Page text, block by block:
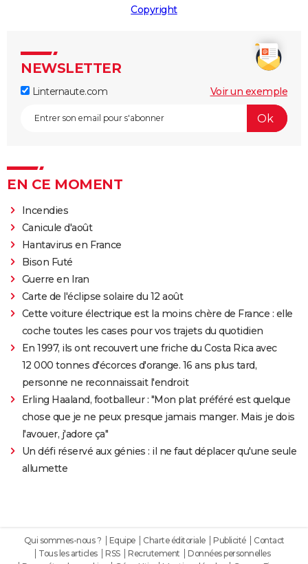
Copyright
NEWSLETTER
Linternaute.com Voir un exemple
EN CE MOMENT
Incendies
Canicule d'août
Hantavirus en France
Bison Futé
Guerre en Iran
Carte de l'éclipse solaire du 12 août
Cette voiture électrique est la moins chère de France : elle
coche toutes les cases pour vos trajets du quotidien
En 1997, ils ont recouvert une friche du Costa Rica avec
12 000 tonnes d'écorces d'orange. 16 ans plus tard,
personne ne reconnaissait l'endroit
Erling Haaland, footballeur : "Mon plat préféré est quelque
chose que je ne peux presque jamais manger. Mais je dois
l'avouer, j'adore ça"
Un défi réservé aux génies : il ne faut déplacer qu'une seule
allumette
Qui sommes-nous ? Equipe Charte éditoriale Publicité
Contact
Tous les articles
RSS Recrutement
Données personnelles